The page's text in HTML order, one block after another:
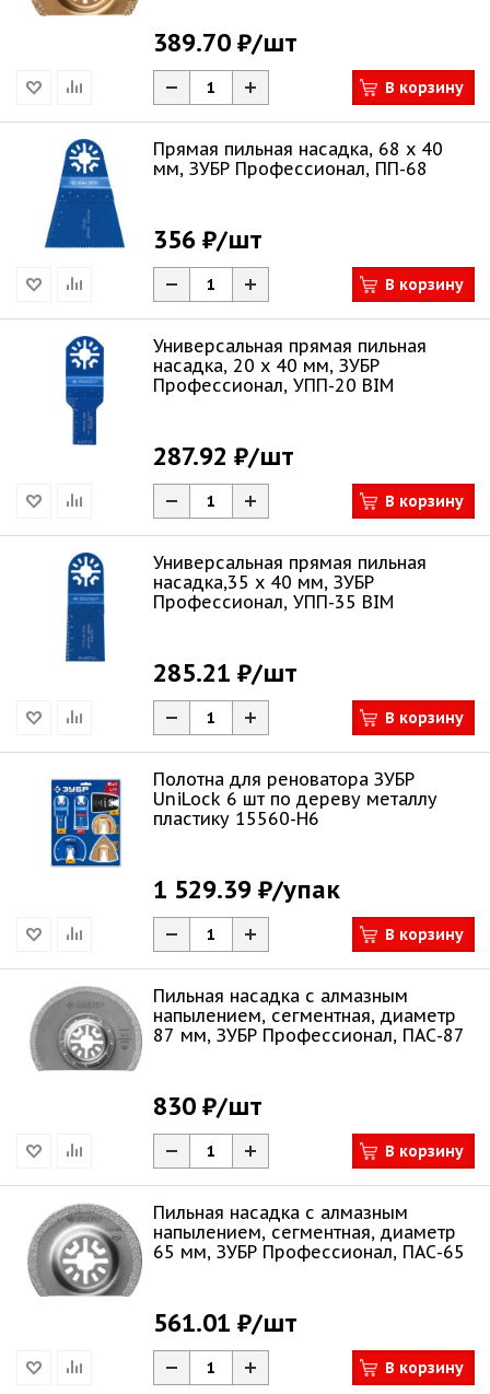
389.70 ₽/шт
В корзину
Прямая пильная насадка, 68 x 40
мм, ЗУБР Профессионал, ПП-68
356 ₽/шт
В корзину
Универсальная прямая пильная
насадка, 20 x 40 мм, ЗУБР
Профессионал, УПП-20 BIM
287.92 ₽/шт
В корзину
Универсальная прямая пильная
насадка,35 x 40 мм, ЗУБР
Профессионал, УПП-35 BIM
285.21 ₽/шт
В корзину
Полотна для реноватора ЗУБР
UniLock 6 шт по дереву металлу
пластику 15560-H6
1 529.39 ₽/упак
В корзину
Пильная насадка c алмазным
напылением, сегментная, диаметр
87 мм, ЗУБР Профессионал, ПАС-87
830 ₽/шт
В корзину
Пильная насадка c алмазным
напылением, сегментная, диаметр
65 мм, ЗУБР Профессионал, ПАС-65
561.01 ₽/шт
В корзину